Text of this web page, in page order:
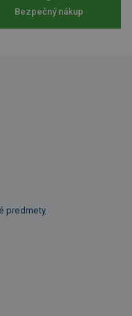
Bezpečný nákup
predmety